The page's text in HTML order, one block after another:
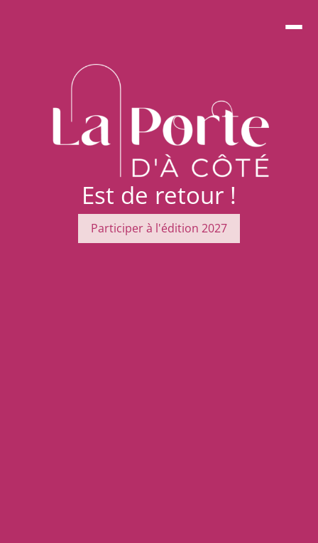
Est de retour !
Participer à l'édition 2027